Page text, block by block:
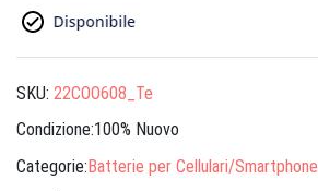
SKU: 22COO608_Te
Condizione:100% Nuovo
Categorie:Batterie per Cellulari/Smartphone